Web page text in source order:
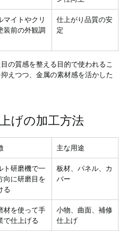
マイトやクリ
装前の外観調
仕上がり品質の安
定
の質感を整える目的で使われるこ
えつつ、金属の素材感を活かした
げの加工方法
主な用途
ト研磨機で一
向に研磨目を
る
板材、パネル、カ
バー
材を使って手
で仕上げる
小物、曲面、補修
仕上げ